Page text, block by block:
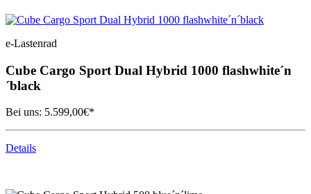
e-Lastenrad
Cube Cargo Sport Dual Hybrid 1000 flashwhite´n
´black
Bei uns: 5.599,00€*
Details